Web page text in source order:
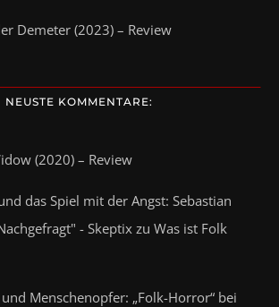
Demeter (2023) – Review
NEUSTE KOMMENTARE:
(2020) – Review
das Spiel mit der Angst: Sebastian
- Skeptix zu Was ist Folk
Menschenopfer: „Folk-Horror“ bei